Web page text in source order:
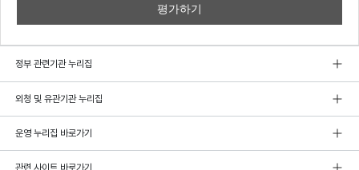
정부 관련기관 누리집
외청 및 유관기관 누리집
운영 누리집 바로가기
관련 사이트 바로가기